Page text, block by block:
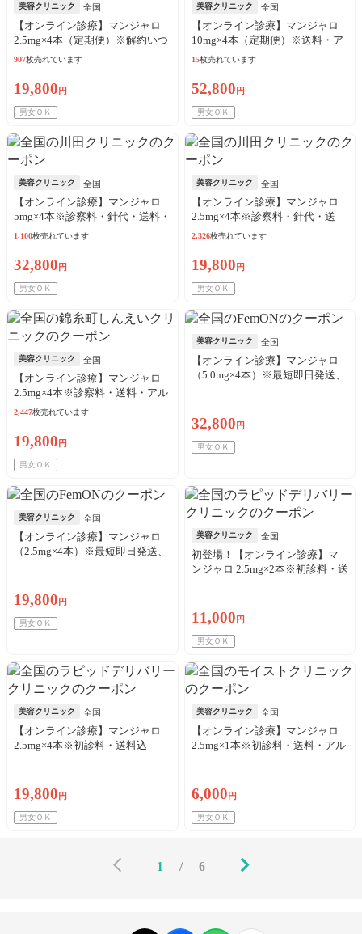
美容クリニック 全国
【オンライン診療】マンジャロ
2.5mg×4本（定期便）※解約いつ
でも可能！
907枚売れています
19,800 円
男女ＯＫ
美容クリニック 全国
【オンライン診療】マンジャロ
10mg×4本（定期便）※送料・ア
ルコール綿・診察料込
15枚売れています
52,800 円
男女ＯＫ
美容クリニック 全国
【オンライン診療】マンジャロ
5mg×4本※診察料・針代・送料・
アルコール綿込
1,100枚売れています
32,800 円
男女ＯＫ
美容クリニック 全国
【オンライン診療】マンジャロ
2.5mg×4本※診察料・針代・送
料・アルコール綿込
2,326枚売れています
19,800 円
男女ＯＫ
美容クリニック 全国
【オンライン診療】マンジャロ
2.5mg×4本※診察料・送料・アル
コール綿代込
2,447枚売れています
19,800 円
男女ＯＫ
美容クリニック 全国
【オンライン診療】マンジャロ
（5.0mg×4本）※最短即日発送、
32,800 円
男女ＯＫ
美容クリニック 全国
【オンライン診療】マンジャロ
（2.5mg×4本）※最短即日発送、
19,800 円
男女ＯＫ
美容クリニック 全国
初登場！【オンライン診療】マ
ンジャロ 2.5mg×2本※初診料・送
11,000 円
男女ＯＫ
美容クリニック 全国
【オンライン診療】マンジャロ
2.5mg×4本※初診料・送料込
19,800 円
男女ＯＫ
美容クリニック 全国
【オンライン診療】マンジャロ
2.5mg×1本※初診料・送料・アル
6,000 円
男女ＯＫ
1 / 6